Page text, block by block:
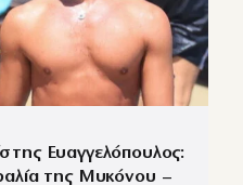
Ευαγγελόπουλος:
της Μυκόνου –